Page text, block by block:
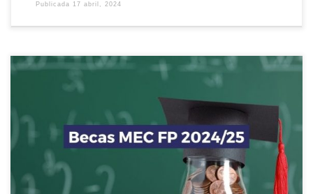
Publicada 17 abril, 2024
La convocatoria para pedir las Becas Mec de estudios
postobligatorios y superiores no universitarios, entre los que se
incluye FP, ya están disponibles para solicitar. Desde el día 19 de
marzo hasta el 10 de mayo puedes solicitar la tuya. Si estudias una
FP de Grado Básico, Grado Medio, o Grado Superior, no […]